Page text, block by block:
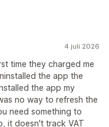
4 juli 2026
time they charged me
the app the
the app my
no way to refresh the
need something to
it doesn't track VAT